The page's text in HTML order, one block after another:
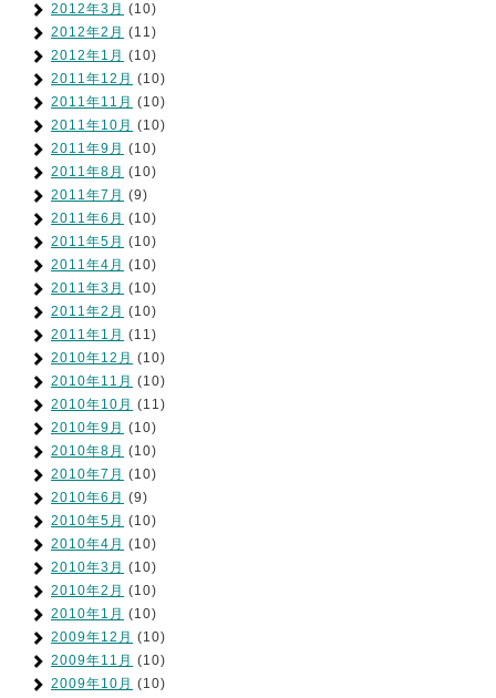
2012年3月 (10)
2012年2月 (11)
2012年1月 (10)
2011年12月 (10)
2011年11月 (10)
2011年10月 (10)
2011年9月 (10)
2011年8月 (10)
2011年7月 (9)
2011年6月 (10)
2011年5月 (10)
2011年4月 (10)
2011年3月 (10)
2011年2月 (10)
2011年1月 (11)
2010年12月 (10)
2010年11月 (10)
2010年10月 (11)
2010年9月 (10)
2010年8月 (10)
2010年7月 (10)
2010年6月 (9)
2010年5月 (10)
2010年4月 (10)
2010年3月 (10)
2010年2月 (10)
2010年1月 (10)
2009年12月 (10)
2009年11月 (10)
2009年10月 (10)